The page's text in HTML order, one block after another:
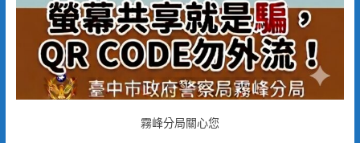
霧峰分局關心您